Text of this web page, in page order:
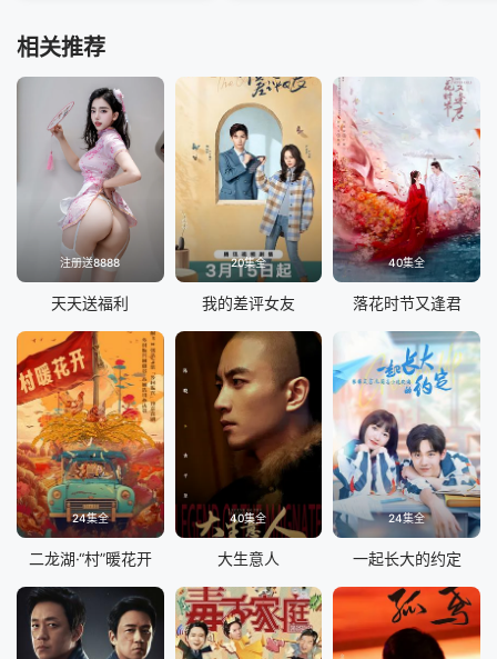
相关推荐
注册送8888
天天送福利
20集全
我的差评女友
40集全
落花时节又逢君
24集全
二龙湖·“村”暖花开
40集全
大生意人
24集全
一起长大的约定